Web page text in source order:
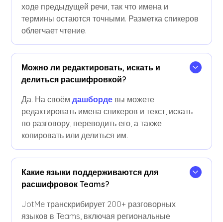
ходе предыдущей речи, так что имена и
термины остаются точными. Разметка спикеров
облегчает чтение.
Можно ли редактировать, искать и
делиться расшифровкой?
Да. На своёмдашборде вы можете
редактировать имена спикеров и текст, искать
по разговору, переводить его, а также
копировать или делиться им.
Какие языки поддерживаются для
расшифровок Teams?
JotMe транскрибирует 200+ разговорных
языков в Teams, включая региональные